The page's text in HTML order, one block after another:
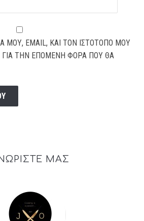
EMAIL, ΚΑΙ ΤΟΝ ΙΣΤΌΤΟΠΟ ΜΟΥ
ΤΗΝ ΕΠΌΜΕΝΗ ΦΟΡΆ ΠΟΥ ΘΑ
ΜΑΣ